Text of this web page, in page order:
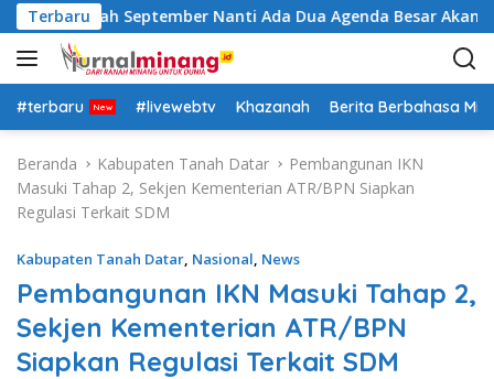
a
g
u
Terbaru
Allah September Nanti Ada Dua Agenda Besar Akan Kita
#terbaru #livewebtv Khazanah Berita Berbahasa
Beranda Kabupaten Tanah Datar
Pembangunan IKN
Masuki Tahap 2, Sekjen Kementerian ATR/BPN Siapkan
Regulasi Terkait SDM
Kabupaten Tanah Datar, Nasional, News
Pembangunan IKN Masuki Tahap 2,
Sekjen Kementerian ATR/BPN
Siapkan Regulasi Terkait SDM